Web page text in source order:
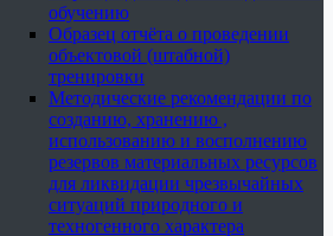
обучению
Образец отчёта о проведении
объектовой (штабной)
тренировки
Методические рекомендации по
созданию, хранению ,
использованию и восполнению
резервов материальных ресурсов
для ликвидации чрезвычайных
ситуаций природного и
техногенного характера